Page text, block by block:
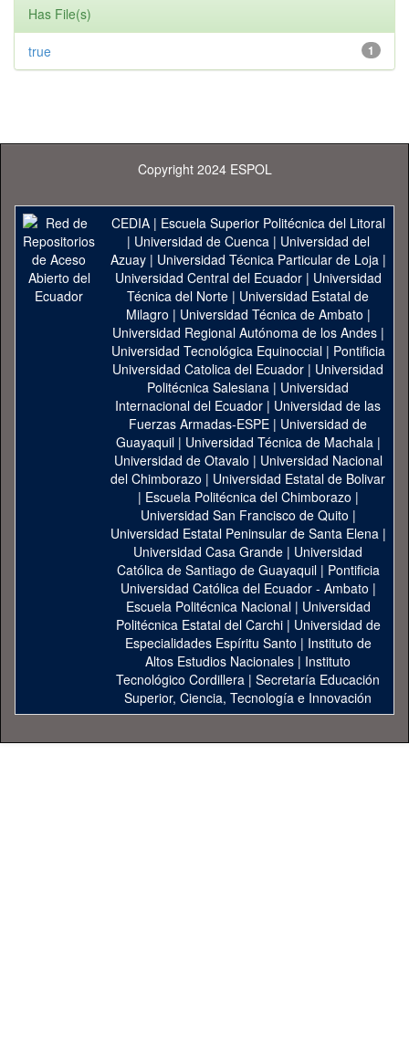
Has File(s)
1
true
Copyright 2024 ESPOL
CEDIA| Escuela Superior Politécnica del Litoral
| Universidad de Cuenca| Universidad del
Azuay| Universidad Técnica Particular de Loja|
Universidad Central del Ecuador| Universidad
Técnica del Norte | Universidad Estatal de
Milagro | Universidad Técnica de Ambato |
Universidad Regional Autónoma de los Andes|
Universidad Tecnológica Equinoccial| Pontificia
Universidad Catolica del Ecuador | Universidad
Politécnica Salesiana | Universidad
Internacional del Ecuador | Universidad de las
Fuerzas Armadas-ESPE | Universidad de
Guayaquil| Universidad Técnica de Machala|
Universidad de Otavalo | Universidad Nacional
del Chimborazo | Universidad Estatal de Bolivar
| Escuela Politécnica del Chimborazo |
Universidad San Francisco de Quito |
Universidad Estatal Peninsular de Santa Elena|
Universidad Casa Grande | Universidad
Católica de Santiago de Guayaquil| Pontificia
Universidad Católica del Ecuador - Ambato |
Escuela Politécnica Nacional| Universidad
Politécnica Estatal del Carchi| Universidad de
Especialidades Espíritu Santo | Instituto de
Altos Estudios Nacionales | Instituto
Tecnológico Cordillera | Secretaría Educación
Superior, Ciencia, Tecnología e Innovación